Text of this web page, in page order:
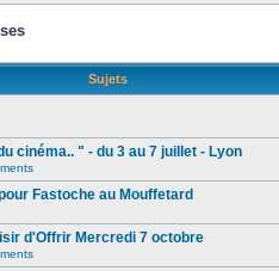
Sujets
cinéma.. " - du 3 au 7 juillet - Lyon
Fastoche au Mouffetard
d'Offrir Mercredi 7 octobre